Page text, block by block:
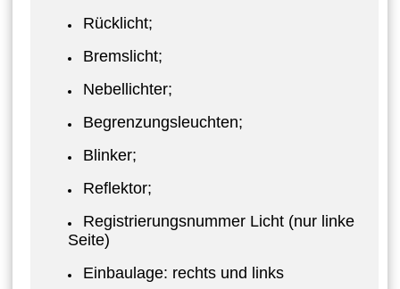
Rücklicht;
Bremslicht;
Nebellichter;
Begrenzungsleuchten;
Blinker;
Reflektor;
Registrierungsnummer Licht (nur linke
Seite)
Einbaulage: rechts und links